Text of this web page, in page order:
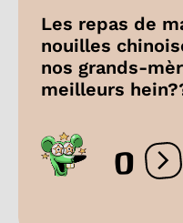
Les repas de
nouilles
nos grands-
meilleurs
0